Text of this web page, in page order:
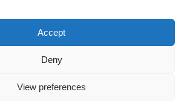
Accept
Deny
View preferences
免責事項